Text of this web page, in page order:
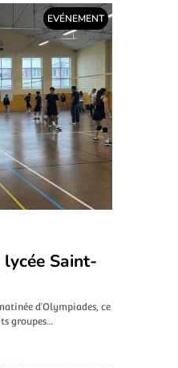
EVÉNEMENT
lycée Saint-
d’Olympiades, ce
groupes…